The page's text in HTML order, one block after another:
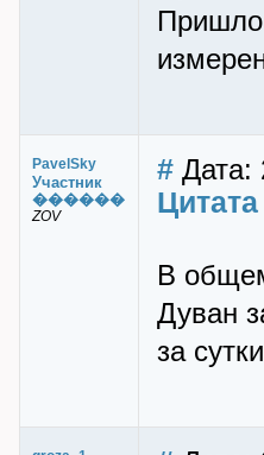
Пришло
PavelSky
Участник
������
ZOV
# Дата:
Цитата
В
Дуван
за